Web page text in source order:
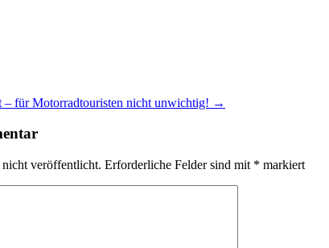
– für Motorradtouristen nicht unwichtig! →
veröffentlicht. Erforderliche Felder sind mit * markiert